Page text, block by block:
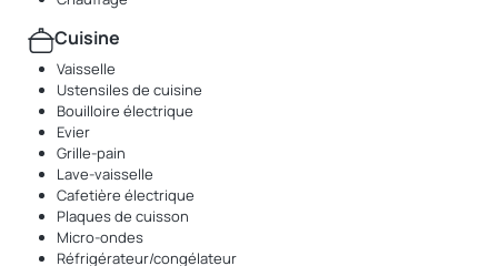
Cuisine
Vaisselle
Ustensiles de cuisine
Bouilloire électrique
Evier
Grille-pain
Lave-vaisselle
Cafetière électrique
Plaques de cuisson
Micro-ondes
Réfrigérateur/congélateur